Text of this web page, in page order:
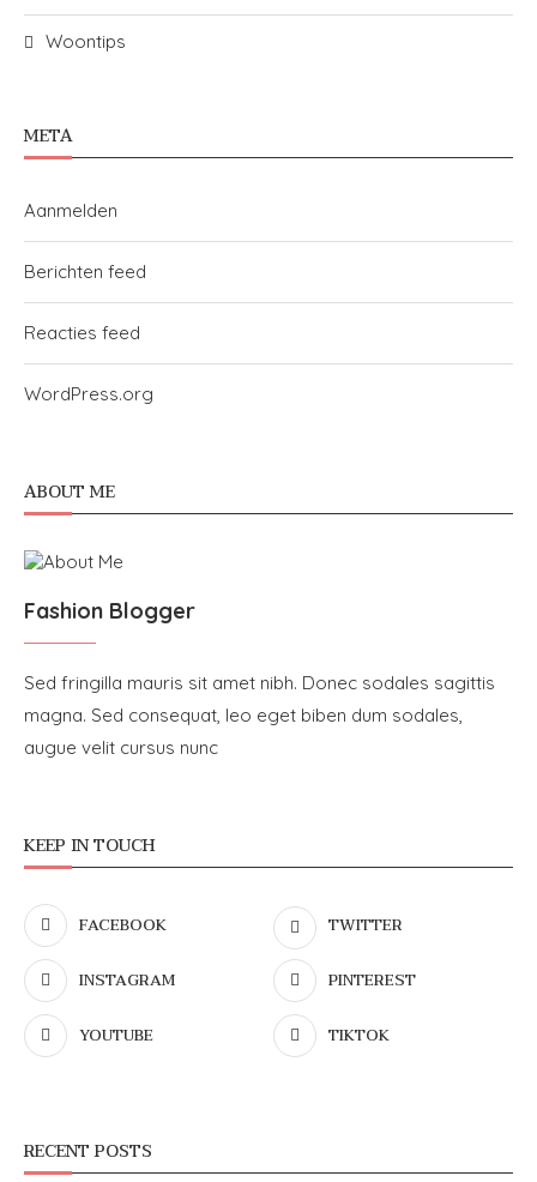
Woontips
META
Aanmelden
Berichten feed
Reacties feed
WordPress.org
ABOUT ME
Fashion Blogger
Sed fringilla mauris sit amet nibh. Donec sodales sagittis
magna. Sed consequat, leo eget biben dum sodales,
augue velit cursus nunc
KEEP IN TOUCH
FACEBOOK TWITTER
INSTAGRAM PINTEREST
YOUTUBE TIKTOK
RECENT POSTS